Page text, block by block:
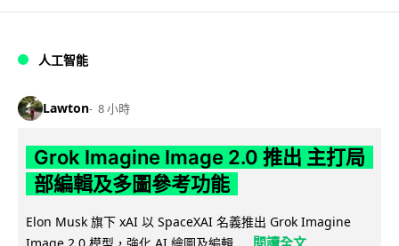
人工智能
Lawton 8 小時
Grok Imagine Image 2.0 推出 主打局
部編輯及多圖參考功能
Elon Musk 旗下 xAI 以 SpaceXAI 名義推出 Grok Imagine
閱讀全文